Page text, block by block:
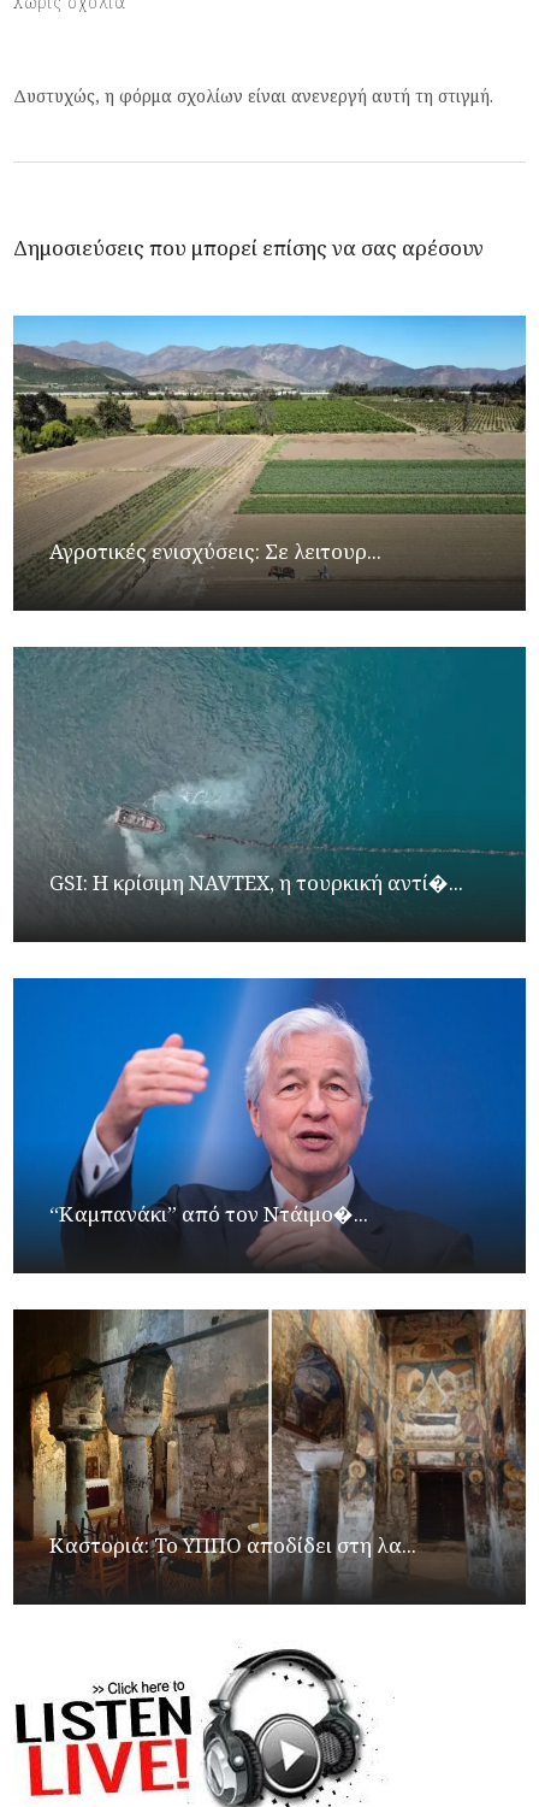
Δυστυχώς, η φόρμα σχολίων είναι ανενεργή αυτή τη στιγμή.
Δημοσιεύσεις που μπορεί επίσης να σας αρέσουν
Αγροτικές ενισχύσεις: Σε λειτουρ...
GSI: Η κρίσιμη NAVTEX, η τουρκική αντί�...
“Καμπανάκι” από τον Ντάιμο�...
Καστοριά: Το ΥΠΠΟ αποδίδει στη λα...